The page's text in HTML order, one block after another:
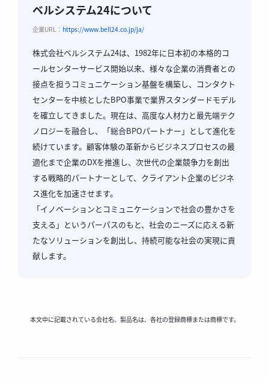
ベルシステム24について
企業URL： https://www.bell24.co.jp/ja/
株式会社ベルシステム24は、1982年に日本初の本格的コ
ールセンターサービス開始以来、様々な企業の消費者との
接点を担うコミュニケーション基盤を構築し、コンタクト
センターを中核としたBPO事業で業界スタンダードモデル
を確立してきました。現在は、高度な人材力と最先端テク
ノロジーを融合し、「総合BPOパートナー」として進化を
続けています。顧客体験の革新からビジネスプロセスの最
適化まで企業のDXを推進し、次世代の企業競争力を創出
する戦略的パートナーとして、クライアント企業のビジネ
ス進化を加速させます。
「イノベーションとコミュニケーションで社会の豊かさを
支える」というパーパスのもと、社会のニーズに応える新
たなソリューションを創出し、持続可能な社会の実現に貢
献します。
本文中に記載されている会社名、製品名は、各社の登録商標または商標です。